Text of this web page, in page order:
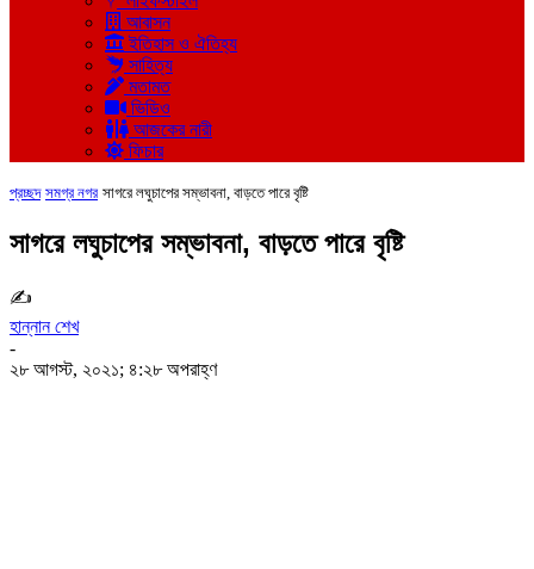
আবাসন
ইতিহাস ও ঐতিহ্য
সাহিত্য
মতামত
ভিডিও
আজকের নারী
ফিচার
প্রচ্ছদ সমগ্র নগর সাগরে লঘুচাপের সম্ভাবনা, বাড়তে পারে বৃষ্টি
সাগরে লঘুচাপের সম্ভাবনা, বাড়তে পারে বৃষ্টি
✍
হান্নান শেখ
-
২৮ আগস্ট, ২০২১; ৪:২৮ অপরাহ্ণ